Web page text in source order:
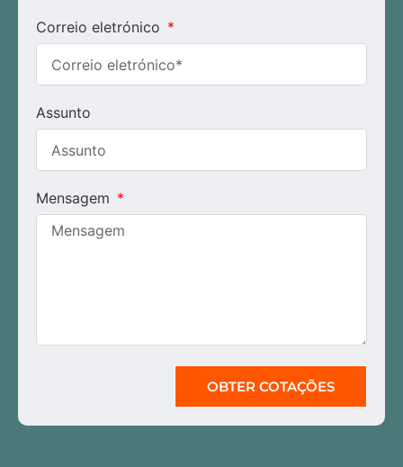
Correio eletrónico
Assunto
Mensagem
OBTER COTAÇÕES